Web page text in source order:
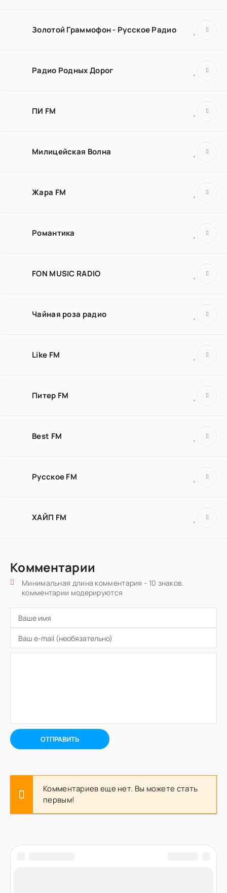
Золотой Граммофон - Русское Радио
Радио Родных Дорог
ПИ FM
Милицейская Волна
Жара FM
Романтика
FON MUSIC RADIO
Чайная роза радио
Like FM
Питер FM
Best FM
Русское FM
ХАЙП FM
Комментарии
Минимальная длина комментария - 10 знаков.
комментарии модерируются
ОТПРАВИТЬ
Комментариев еще нет. Вы можете стать
первым!